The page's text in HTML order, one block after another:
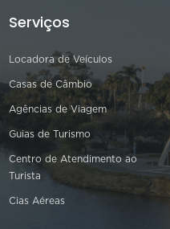
Serviços
Locadora de Veículos
Casas de Câmbio
Agências de Viagem
Guias de Turismo
Centro de Atendimento ao
Turista
Cias Aéreas